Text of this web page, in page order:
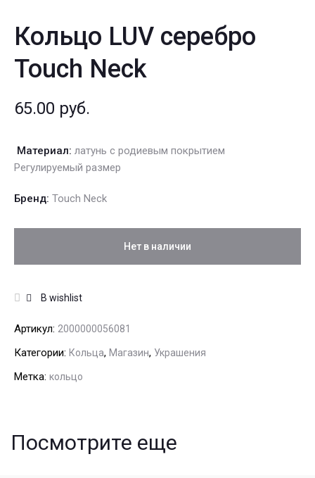
Кольцо LUV серебро
Touch Neck
65.00 руб.
Материал: латунь с родиевым покрытием
Регулируемый размер
Бренд: Touch Neck
Нет в наличии
В wishlist
Артикул: 2000000056081
Категории: Кольца, Магазин, Украшения
Метка: кольцо
Посмотрите еще